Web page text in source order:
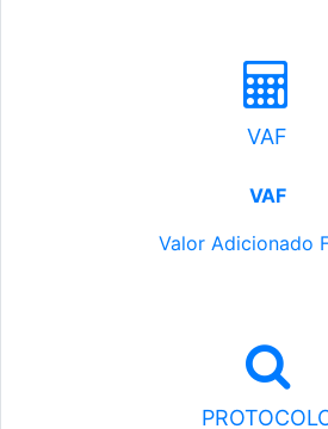
VAF
VAF
Valor Adicionado